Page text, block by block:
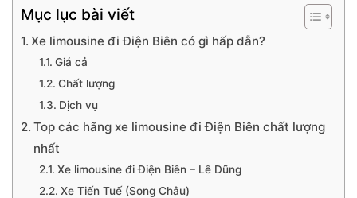
Mục lục bài viết
Xe limousine đi Điện Biên có gì hấp dẫn?
Giá cả
Chất lượng
Dịch vụ
Top các hãng xe limousine đi Điện Biên chất lượng
nhất
Xe limousine đi Điện Biên – Lê Dũng
Xe Tiến Tuế (Song Châu)